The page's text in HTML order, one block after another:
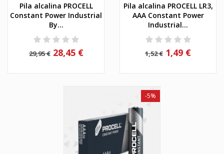
Pila alcalina PROCELL
Constant Power Industrial
By...
29,95 € 28,45 €
Pila alcalina PROCELL LR3,
AAA Constant Power
Industrial...
1,52 € 1,49 €
-5%